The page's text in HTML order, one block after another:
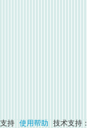
持 使用帮助 技术支持：